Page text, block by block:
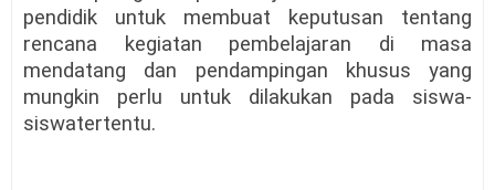
pendidik untuk membuat keputusan tentang
rencana kegiatan pembelajaran di masa
mendatang dan pendampingan khusus yang
mungkin perlu untuk dilakukan pada siswa-
siswatertentu.